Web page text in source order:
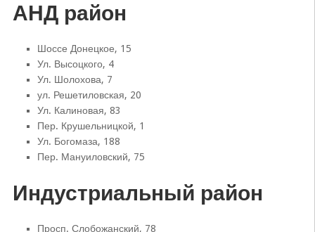
АНД район
Шоссе Донецкое, 15
Ул. Высоцкого, 4
Ул. Шолохова, 7
ул. Решетиловская, 20
Ул. Калиновая, 83
Пер. Крушельницкой, 1
Ул. Богомаза, 188
Пер. Мануиловский, 75
Индустриальный район
Просп. Слобожанский, 78